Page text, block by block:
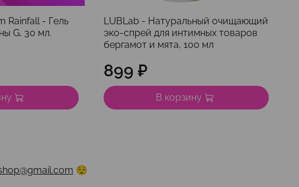
Rainfall - Гель
G, 30 мл.
LUBLab - Натуральный очищающий
эко-спрей для интимных товаров
бергамот и мята, 100 мл
899 ₽
В корзину
😌